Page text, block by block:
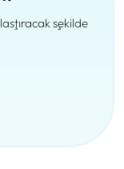
şekilde